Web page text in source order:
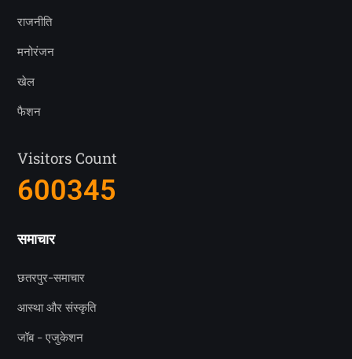
राजनीति
मनोरंजन
खेल
फैशन
Visitors Count
600345
समाचार
छतरपुर-समाचार
आस्था और संस्कृति
जॉब - एजुकेशन